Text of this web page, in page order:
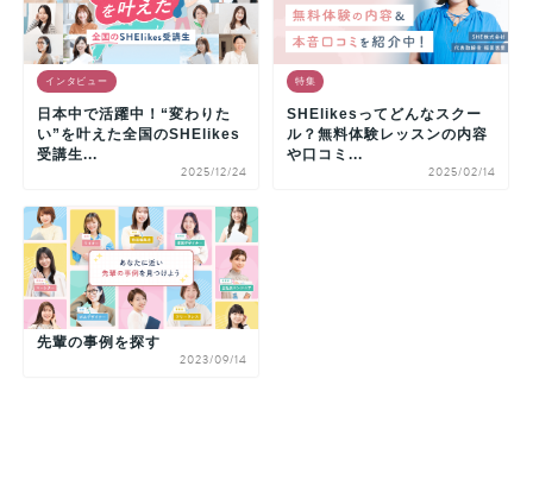
インタビュー
日本中で活躍中！“変わりた
い”を叶えた全国のSHElikes
受講生...
2025/12/24
特集
SHElikesってどんなスクー
ル？無料体験レッスンの内容
や口コミ...
2025/02/14
先輩の事例を探す
2023/09/14